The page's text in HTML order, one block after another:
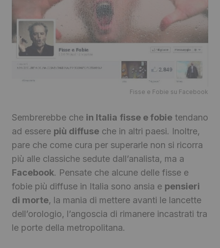
Fisse e Fobie su Facebook
Sembrerebbe che in Italia fisse e fobie tendano
ad essere più diffuse che in altri paesi. Inoltre,
pare che come cura per superarle non si ricorra
più alle classiche sedute dall’analista, ma a
Facebook. Pensate che alcune delle fisse e
fobie più diffuse in Italia sono ansia e pensieri
di morte, la mania di mettere avanti le lancette
dell’orologio, l’angoscia di rimanere incastrati tra
le porte della metropolitana.